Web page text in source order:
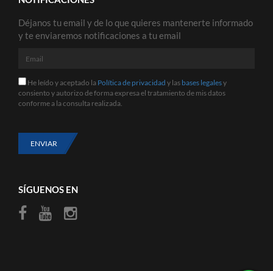
Déjanos tu email y de lo que quieres mantenerte informado
y te enviaremos notificaciones a tu email
Email
He
leído
y
Política
de
privacidad
legales
consiento
He leído y aceptado la Política de privacidad y las bases legalesy
consiento y autorizo de forma expresa el tratamiento de mis datos
conforme a la consulta realizada.
ENVIAR
SÍGUENOS EN